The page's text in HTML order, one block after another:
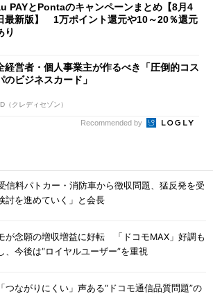
PAYとPontaのキャンペーンまとめ【8月4
最新版】 1万ポイント還元や10～20％還元
り
経営者・個人事業主が作るべき「圧倒的コス
のビジネスカード」
（クレディセゾン）
Recommended by
信料パトカー・消防車から徴収問題、猛反発を受
討を進めていく」と会長
が念願の増収増益に好転 「ドコモMAX」好調も
、今後は“ロイヤルユーザー”を重視
つながりにくい」声ある“ドコモ通信品質問題”の